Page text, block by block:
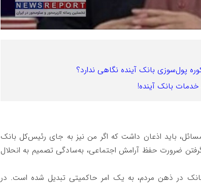
پول‌سوزی بانک آینده نگاهی ندارد؟
بانک آینده!
باید اذعان داشت که اگر من نیز به جای رئیس‌کل بانک
ضرورت حفظ آرامش اجتماعی، به‌سادگی تصمیم به انحلال
در ذهن مردم، به یک امر حاکمیتی تبدیل شده است. در